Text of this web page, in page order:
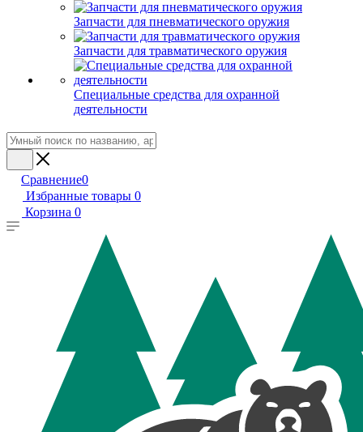
Запчасти для пневматического оружия
Запчасти для травматического оружия
Специальные средства для охранной
деятельности
Сравнение0
Избранные товары 0
Корзина 0